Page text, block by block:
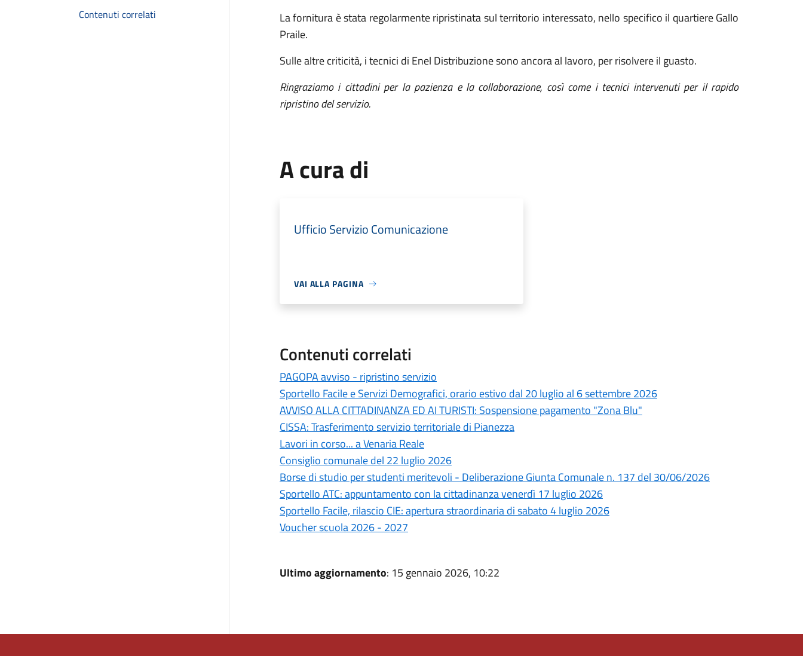
Contenuti correlati
La fornitura è stata regolarmente ripristinata sul territorio interessato, nello specifico il quartiere Gallo
Praile.
Sulle altre criticità, i tecnici di Enel Distribuzione sono ancora al lavoro, per risolvere il guasto.
Ringraziamo i cittadini per la pazienza e la collaborazione, così come i tecnici intervenuti per il rapido
ripristino del servizio.
A cura di
Ufficio Servizio Comunicazione
VAI ALLA PAGINA
Contenuti correlati
PAGOPA avviso - ripristino servizio
Sportello Facile e Servizi Demografici, orario estivo dal 20 luglio al 6 settembre 2026
AVVISO ALLA CITTADINANZA ED AI TURISTI: Sospensione pagamento "Zona Blu"
CISSA: Trasferimento servizio territoriale di Pianezza
Lavori in corso... a Venaria Reale
Consiglio comunale del 22 luglio 2026
Borse di studio per studenti meritevoli - Deliberazione Giunta Comunale n. 137 del 30/06/2026
Sportello ATC: appuntamento con la cittadinanza venerdì 17 luglio 2026
Sportello Facile, rilascio CIE: apertura straordinaria di sabato 4 luglio 2026
Voucher scuola 2026 - 2027
Ultimo aggiornamento: 15 gennaio 2026, 10:22